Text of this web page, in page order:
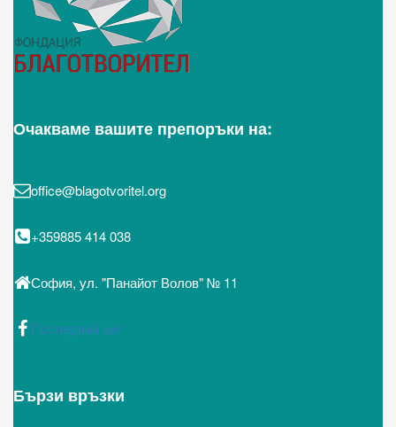
Очакваме вашите препоръки на:
office@blagotvoritel.org
+359885 414 038
София, ул. "Панайот Волов" № 11
Последвай ни!
Бързи връзки